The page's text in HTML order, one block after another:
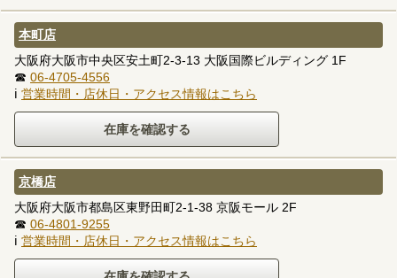
本町店
大阪府大阪市中央区安土町2-3-13 大阪国際ビルディング 1F
☎ 06-4705-4556
ℹ 営業時間・店休日・アクセス情報はこちら
京橋店
大阪府大阪市都島区東野田町2-1-38 京阪モール 2F
☎ 06-4801-9255
ℹ 営業時間・店休日・アクセス情報はこちら